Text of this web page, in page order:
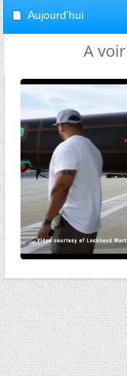
Aujourd'hui
A